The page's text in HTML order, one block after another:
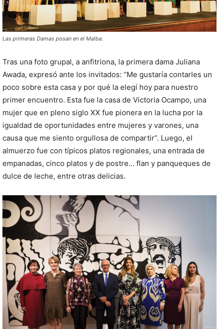
Las primeras Damas posan en el Malba.
Tras una foto grupal, a anfitriona, la primera dama Juliana
Awada, expresó ante los invitados: “Me gustaría contarles un
poco sobre esta casa y por qué la elegí hoy para nuestro
primer encuentro. Esta fue la casa de Victoria Ocampo, una
mujer que en pleno siglo XX fue pionera en la lucha por la
igualdad de oportunidades entre mujeres y varones, una
causa que me siento orgullosa de compartir”. Luego, el
almuerzo fue con típicos platos regionales, una entrada de
empanadas, cinco platos y de postre… flan y panqueques de
dulce de leche, entre otras delicias.